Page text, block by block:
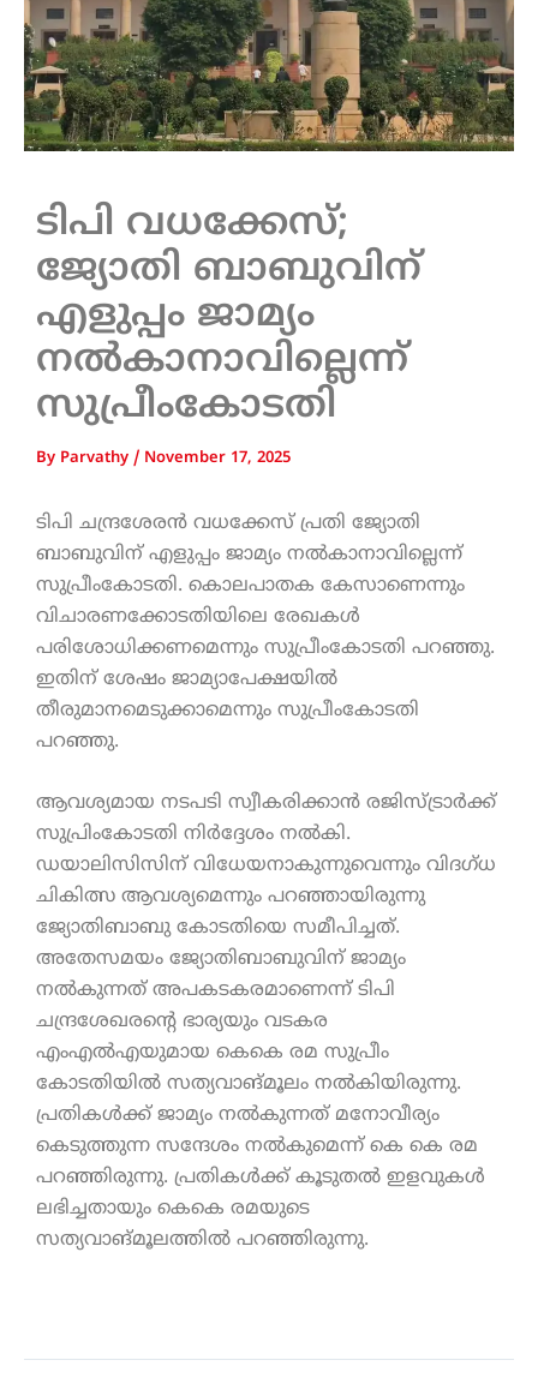
ടിപി വധക്കേസ്;
ജ്യോതി ബാബുവിന്
എളുപ്പം ജാമ്യം
നൽകാനാവില്ലെന്ന്
സുപ്രീംകോടതി
By Parvathy / November 17, 2025
ടിപി ചന്ദ്രശേരന്‍ വധക്കേസ് പ്രതി ജ്യോതി
ബാബുവിന് എളുപ്പം ജാമ്യം നല്‍കാനാവില്ലെന്ന്
സുപ്രീംകോടതി. കൊലപാതക കേസാണെന്നും
വിചാരണക്കോടതിയിലെ രേഖകള്‍
പരിശോധിക്കണമെന്നും സുപ്രീംകോടതി പറഞ്ഞു.
ഇതിന് ശേഷം ജാമ്യാപേക്ഷയില്‍
തീരുമാനമെടുക്കാമെന്നും സുപ്രീംകോടതി
പറഞ്ഞു.
ആവശ്യമായ നടപടി സ്വീകരിക്കാന്‍ രജിസ്ട്രാര്‍ക്ക്
സുപ്രിംകോടതി നിര്‍ദ്ദേശം നല്‍കി.
ഡയാലിസിസിന് വിധേയനാകുന്നുവെന്നും വിദഗ്ധ
ചികിത്സ ആവശ്യമെന്നും പറഞ്ഞായിരുന്നു
ജ്യോതിബാബു കോടതിയെ സമീപിച്ചത്.
അതേസമയം ജ്യോതിബാബുവിന് ജാമ്യം
നല്‍കുന്നത് അപകടകരമാണെന്ന് ടിപി
ചന്ദ്രശേഖരന്‍റെ ഭാര്യയും വടകര
എംഎല്‍എയുമായ കെകെ രമ സുപ്രീം
കോടതിയില്‍ സത്യവാങ്മൂലം നല്‍കിയിരുന്നു.
പ്രതികള്‍ക്ക് ജാമ്യം നല്‍കുന്നത് മനോവീര്യം
കെടുത്തുന്ന സന്ദേശം നല്‍കുമെന്ന് കെ കെ രമ
പറഞ്ഞിരുന്നു. പ്രതികള്‍ക്ക് കൂടുതല്‍ ഇളവുകള്‍
ലഭിച്ചതായും കെകെ രമയുടെ
സത്യവാങ്മൂലത്തില്‍ പറഞ്ഞിരുന്നു.